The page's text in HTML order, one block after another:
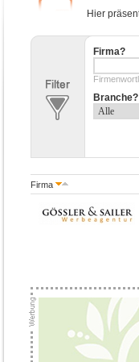
Hier
Firma?
Branche?
Firma